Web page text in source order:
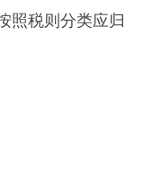
照税则分类应归